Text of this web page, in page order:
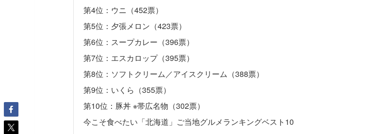
第4位：ウニ（452票）
第5位：夕張メロン（423票）
第6位：スープカレー（396票）
第7位：エスカロップ（395票）
第8位：ソフトクリーム／アイスクリーム（388票）
第9位：いくら（355票）
第10位：豚丼 ※帯広名物（302票）
今こそ食べたい「北海道」ご当地グルメランキングベスト10